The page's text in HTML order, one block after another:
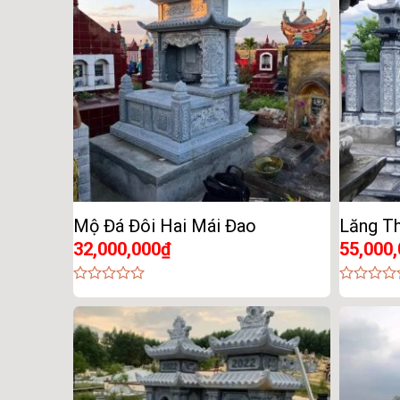
Mộ Đá Đôi Hai Mái Đao
32,000,000₫
0
out
of
5
Lăng
0